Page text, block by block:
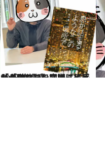
2023.4.22
「タワマンを叩けばビューが取れた」窓際三等兵が「タワマン文学」に感じる“焦燥感”
カルチャー